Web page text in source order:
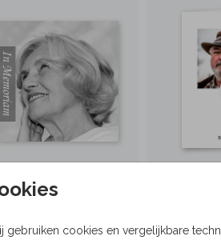
gebruiken cookies en vergelijkbare